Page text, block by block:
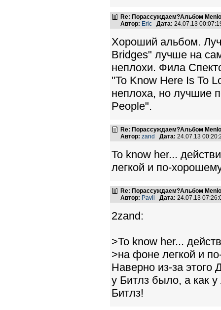
Re: Порассуждаем?Альбом
Автор: Eric Дата: 24.07.13
Хороший альбом.
Bridges" лучше на
неплохи. Фила
"To Know Here Is To
неплоха, но лучшие
People".
Re: Порассуждаем?Альбом
Автор: zand Дата: 24.07.13
To know her...
легкой и по-
Re: Порассуждаем?Альбом
Автор: Pavil Дата: 24.07.13
2zand:
>To know her...
>на фоне легкой и
Наверно из-за этого
у Битлз было, а как
Битлз!